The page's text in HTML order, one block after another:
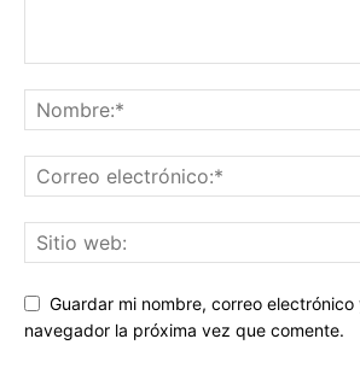
Guardar mi nombre, correo
navegador la próxima vez que comente.